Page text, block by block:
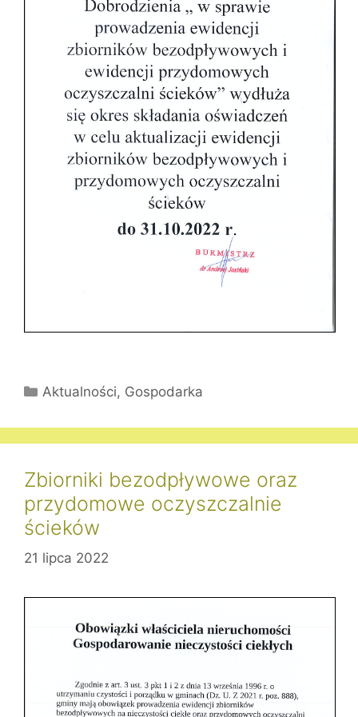
Kategorie
Aktualności, Gospodarka
Zbiorniki bezodpływowe oraz
przydomowe oczyszczalnie
ścieków
21 lipca 2022